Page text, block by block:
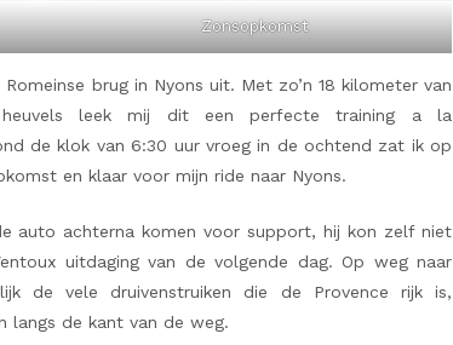
Zonsopkomst
brug in Nyons uit. Met zo’n 18 kilometer van
leek mij dit een perfecte training a la
de klok van 6:30 uur vroeg in de ochtend zat ik op
en klaar voor mijn ride naar Nyons.
auto achterna komen voor support, hij kon zelf niet
uitdaging van de volgende dag. Op weg naar
de vele druivenstruiken die de Provence rijk is,
langs de kant van de weg.